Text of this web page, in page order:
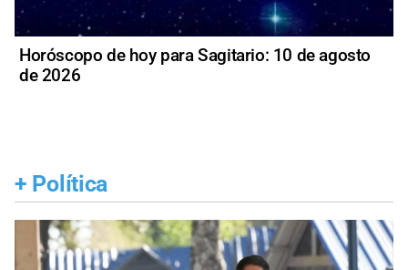
Horóscopo de hoy para Sagitario: 10 de agosto
de 2026
+ Política